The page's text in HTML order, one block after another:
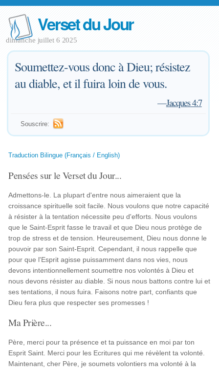
Verset du Jour
dimanche juillet 6 2025
Soumettez-vous donc à Dieu; résistez
au diable, et il fuira loin de vous.
—Jacques 4:7
Souscrire:
Traduction Bilingue (Français / English)
Pensées sur le Verset du Jour...
Admettons-le. La plupart d'entre nous aimeraient que la
croissance spirituelle soit facile. Nous voulons que notre capacité
à résister à la tentation nécessite peu d'efforts. Nous voulons
que le Saint-Esprit fasse le travail et que Dieu nous protège de
trop de stress et de tension. Heureusement, Dieu nous donne le
pouvoir par son Saint-Esprit. Cependant, il nous rappelle que
pour que l'Esprit agisse puissamment dans nos vies, nous
devons intentionnellement soumettre nos volontés à Dieu et
nous devons résister au diable. Si nous nous battons contre lui et
ses tentations, il nous fuira. Faisons notre part, confiants que
Dieu fera plus que respecter ses promesses !
Ma Prière...
Père, merci pour ta présence et ta puissance en moi par ton
Esprit Saint. Merci pour les Ecritures qui me révèlent ta volonté.
Maintenant, cher Père, je soumets volontiers ma volonté à la